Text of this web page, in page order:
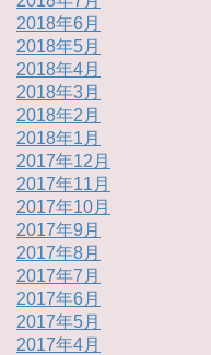
2018年6月
2018年5月
2018年4月
2018年3月
2018年2月
2018年1月
2017年12月
2017年11月
2017年10月
2017年9月
2017年8月
2017年7月
2017年6月
2017年5月
2017年4月